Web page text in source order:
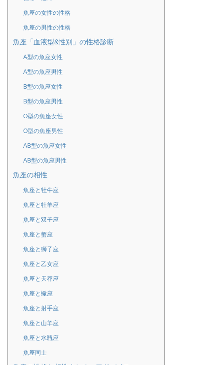
魚座の女性の性格
魚座の男性の性格
魚座「血液型&性別」の性格診断
A型の魚座女性
A型の魚座男性
B型の魚座女性
B型の魚座男性
O型の魚座女性
O型の魚座男性
AB型の魚座女性
AB型の魚座男性
魚座の相性
魚座と牡牛座
魚座と牡羊座
魚座と双子座
魚座と蟹座
魚座と獅子座
魚座と乙女座
魚座と天秤座
魚座と蠍座
魚座と射手座
魚座と山羊座
魚座と水瓶座
魚座同士